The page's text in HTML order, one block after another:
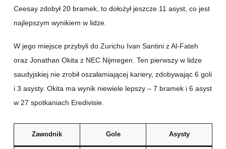
Ceesay zdobył 20 bramek, to dołożył jeszcze 11 asyst, co jest
najlepszym wynikiem w lidze.
W jego miejsce przybyli do Zurichu Ivan Santini z Al-Fateh
oraz Jonathan Okita z NEC Nijmegen. Ten pierwszy w lidze
saudyjskiej nie zrobił oszałamiającej kariery, zdobywając 6 goli
i 3 asysty. Okita ma wynik niewiele lepszy – 7 bramek i 6 asyst
w 27 spotkaniach Eredivisie.
Zawodnik Gole Asysty